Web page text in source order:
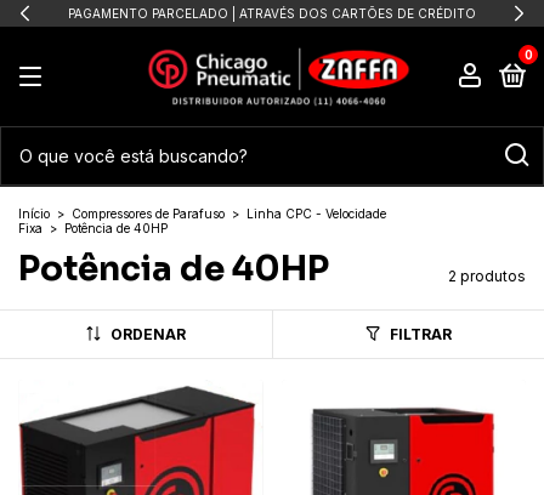
PAGAMENTO PARCELADO | ATRAVÉS DOS CARTÕES DE CRÉDITO
0
Início > Compressores de Parafuso > Linha CPC - Velocidade
Fixa
> Potência de 40HP
Potência de 40HP 2 produtos
ORDENAR FILTRAR